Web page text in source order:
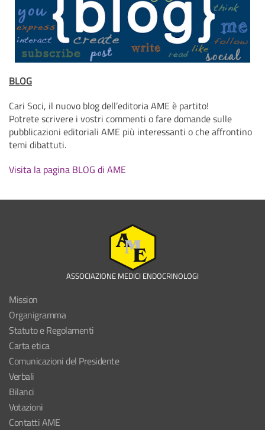
BLOG
Cari Soci, il nuovo blog dell’editoria AME è partito!
Potrete scrivere i vostri commenti o fare domande sulle
pubblicazioni editoriali AME più interessanti o che affrontino
temi dibattuti.
Visita la pagina BLOG di AME
ASSOCIAZIONE MEDICI ENDOCRINOLOGI
Mission
Organigramma
Statuto e Regolamenti
Carta etica
Comunicazioni del Presidente
Verbali
Bilanci
Votazioni
Contatti AME